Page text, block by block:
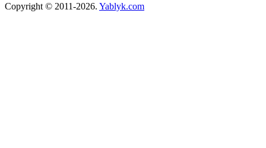
Copyright © 2011-2026. Yablyk.сom